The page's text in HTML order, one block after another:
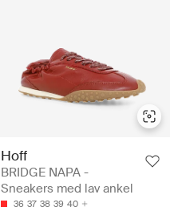
Hoff
BRIDGE NAPA -
Sneakers med lav ankel
36 37 38 39 40